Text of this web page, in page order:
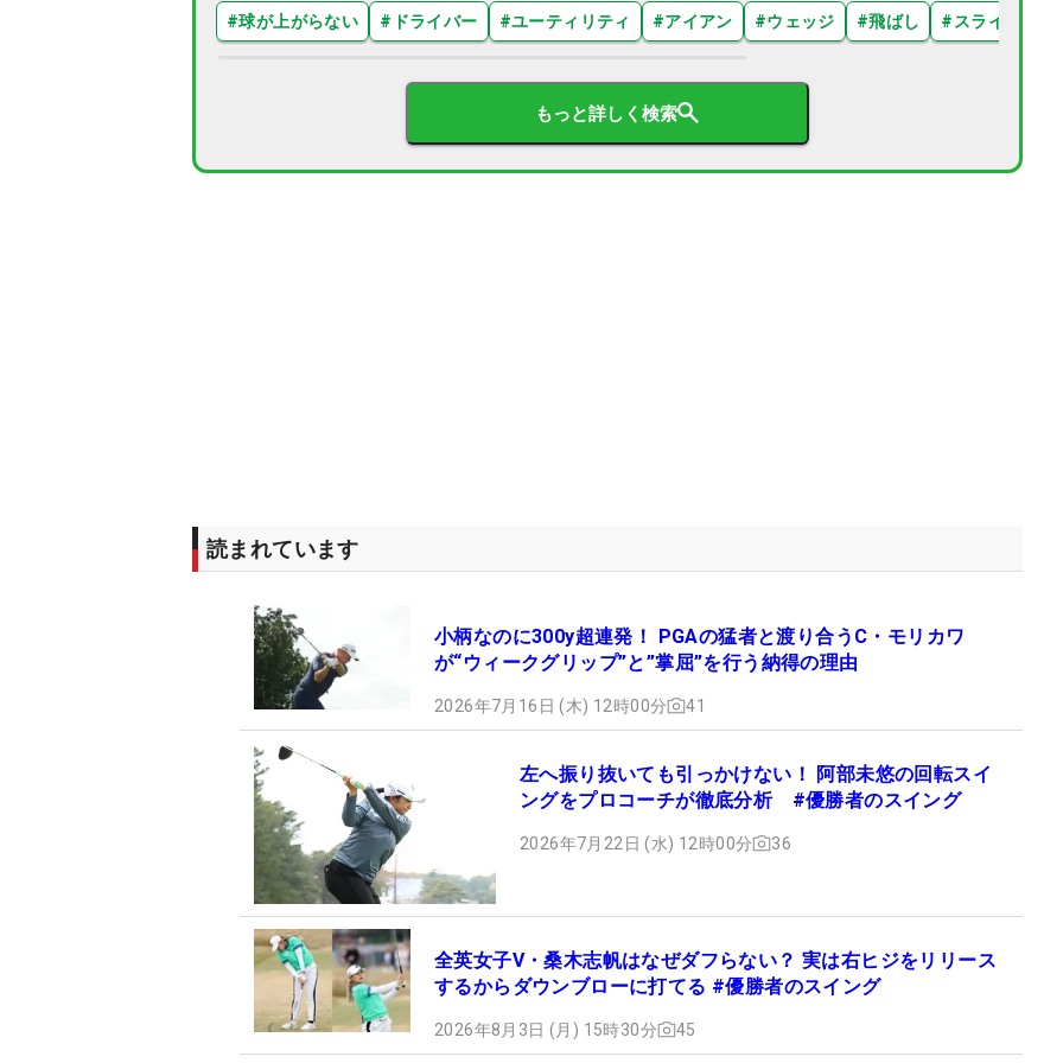
#球が上がらない # ドライバー #ユーティリティ #アイアン #ウェッジ #飛ばし # スライス
もっと詳しく検索
読まれています
小柄なのに300y超連発！ PGAの猛者と渡り合うC・モリカワ
が“ウィークグリップ”と”掌屈”を行う納得の理由
2026年7月16日 (木) 12時00分 41
左へ振り抜いても引っかけない！ 阿部未悠の回転スイ
ングをプロコーチが徹底分析 #優勝者のスイング
2026年7月22日 (水) 12時00分 36
全英女子V・桑木志帆はなぜダフらない？ 実は右ヒジをリリース
するからダウンブローに打てる #優勝者のスイング
2026年8月3日 (月) 15時30分 45